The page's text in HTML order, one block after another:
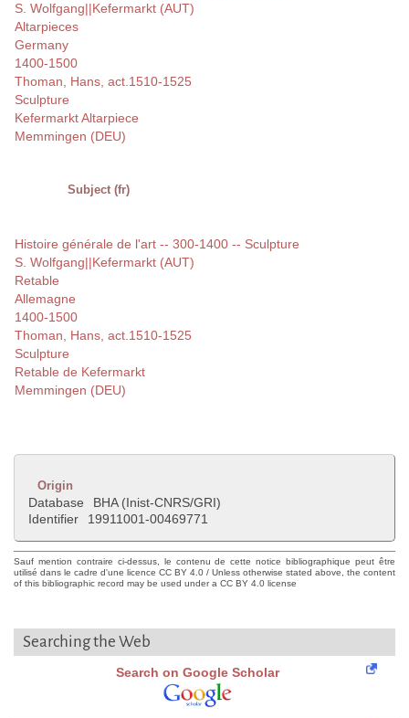
S. Wolfgang||Kefermarkt (AUT)
Altarpieces
Germany
1400-1500
Thoman, Hans, act.1510-1525
Sculpture
Kefermarkt Altarpiece
Memmingen (DEU)
Subject (fr)
Histoire générale de l'art -- 300-1400 -- Sculpture
S. Wolfgang||Kefermarkt (AUT)
Retable
Allemagne
1400-1500
Thoman, Hans, act.1510-1525
Sculpture
Retable de Kefermarkt
Memmingen (DEU)
Origin
Database
BHA (Inist-CNRS/GRI)
Identifier
19911001-00469771
Sauf mention contraire ci-dessus, le contenu de cette notice bibliographique peut être
utilisé dans le cadre d'une licence CC BY 4.0 / Unless otherwise stated above, the content
of this bibliographic record may be used under a CC BY 4.0 license
Searching the Web
Search on Google Scholar